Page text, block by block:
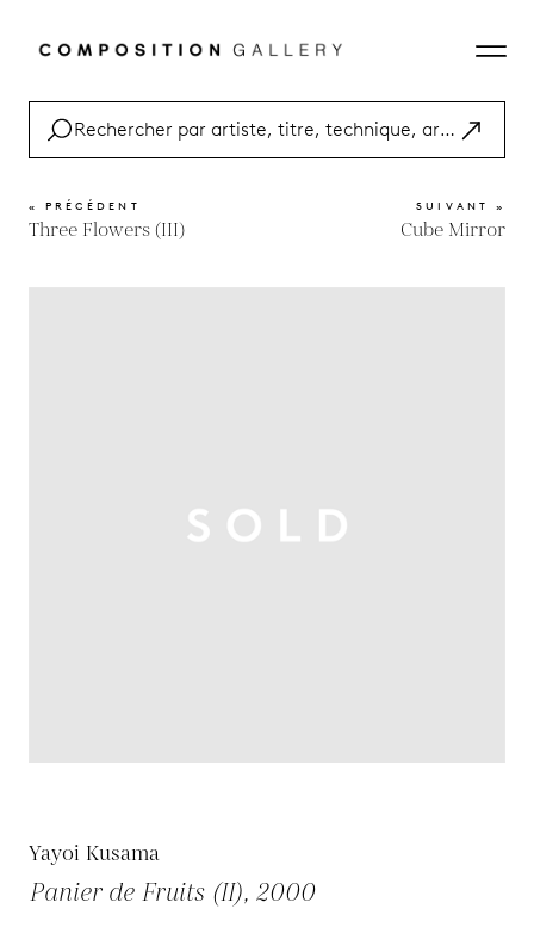
« PRÉCÉDENT
Three Flowers (III)
SUIVANT »
Cube Mirror
Yayoi Kusama
Panier de Fruits (II), 2000